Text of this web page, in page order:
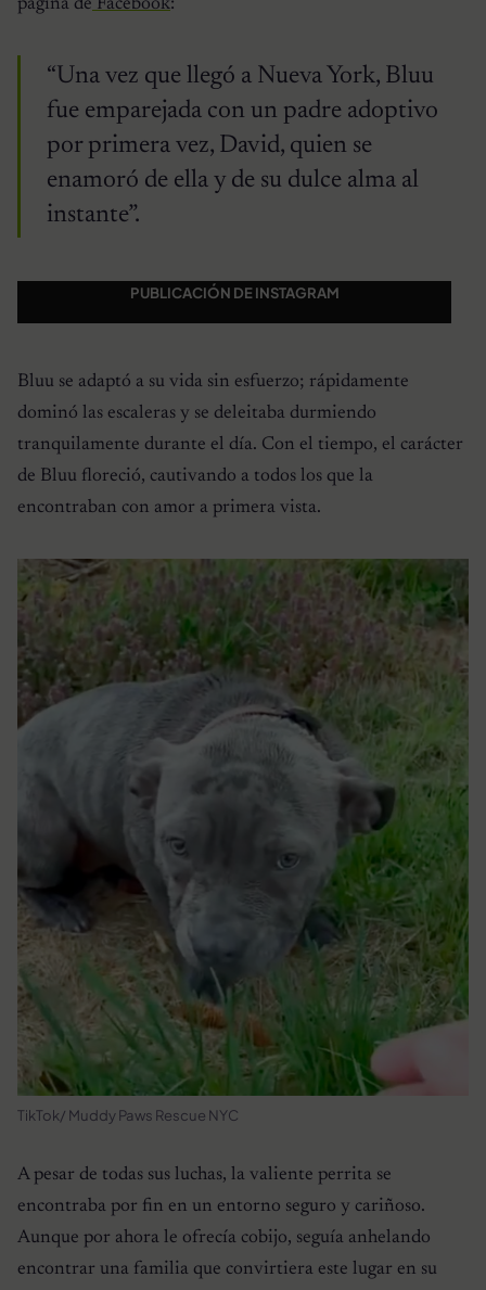
página de Facebook:
“Una vez que llegó a Nueva York, Bluu
fue emparejada con un padre adoptivo
por primera vez, David, quien se
enamoró de ella y de su dulce alma al
instante”.
PUBLICACIÓN DE INSTAGRAM
Bluu se adaptó a su vida sin esfuerzo; rápidamente
dominó las escaleras y se deleitaba durmiendo
tranquilamente durante el día. Con el tiempo, el carácter
de Bluu floreció, cautivando a todos los que la
encontraban con amor a primera vista.
TikTok/ Muddy Paws Rescue NYC
A pesar de todas sus luchas, la valiente perrita se
encontraba por fin en un entorno seguro y cariñoso.
Aunque por ahora le ofrecía cobijo, seguía anhelando
encontrar una familia que convirtiera este lugar en su